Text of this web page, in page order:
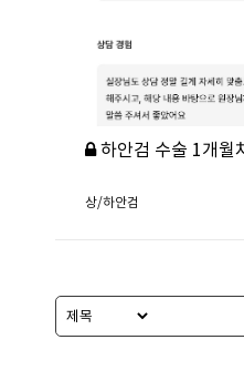
하안검 수술 1개월
상/하안검